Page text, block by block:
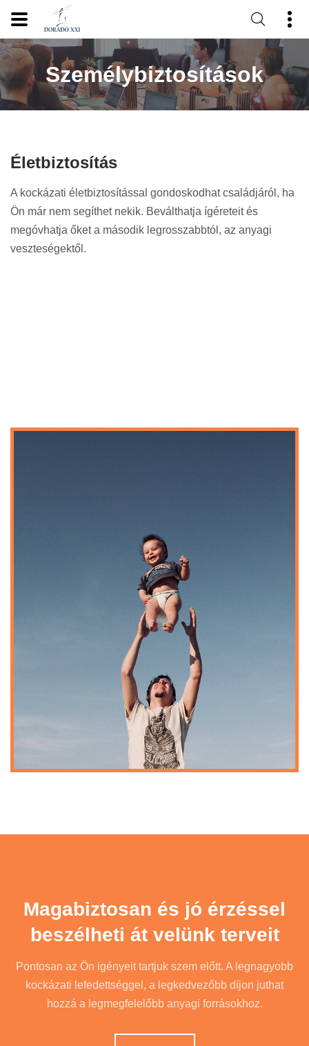
Személybiztosítások
Életbiztosítás
A kockázati életbiztosítással gondoskodhat családjáról, ha
Ön már nem segíthet nekik. Beválthatja ígéreteit és
megóvhatja őket a második legrosszabbtól, az anyagi
veszteségektől.
Magabiztosan és jó érzéssel
beszélheti át velünk terveit
Pontosan az Ön igényeit tartjuk szem előtt. A legnagyobb
kockázati lefedettséggel, a legkedvezőbb díjon juthat
hozzá a legmegfelelőbb anyagi forrásokhoz.